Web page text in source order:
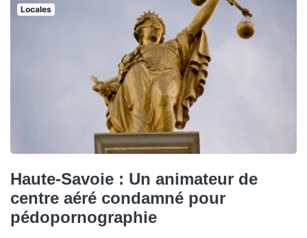
Locales
Haute-Savoie : Un animateur de
centre aéré condamné pour
pédopornographie